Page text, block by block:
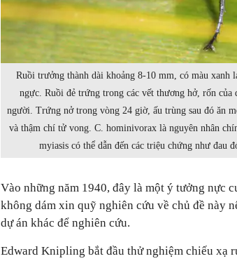
Ruồi trưởng thành dài khoảng 8-10 mm, có màu xanh
ngực. Ruồi đẻ trứng trong các vết thương hở, rốn của
người. Trứng nở trong vòng 24 giờ, ấu trùng sau đó ăn
và thậm chí tử vong. C. hominivorax là nguyên nhân
myiasis có thể dẫn đến các triệu chứng như đau
Vào những năm 1940, đây là một ý tưởng nực
không dám xin quỹ nghiên cứu về chủ đề này
dự án khác để nghiên cứu.
Edward Knipling bắt đầu thử nghiệm chiếu xạ